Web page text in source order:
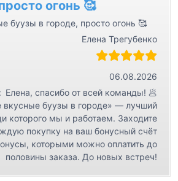
огонь 🥰
буузы в городе, просто огонь 🥰
Елена Трегубенко
06.08.2026
Елена, спасибо от всей команды! 🥟
буузы в городе» — лучший
которого мы и работаем. Заходите
покупку на ваш бонусный счёт
которыми можно оплатить до
половины заказа. До новых встреч!